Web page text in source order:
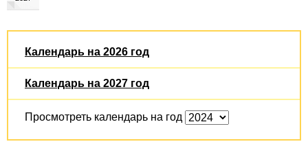
Календарь на 2026 год
Календарь на 2027 год
Просмотреть календарь на год